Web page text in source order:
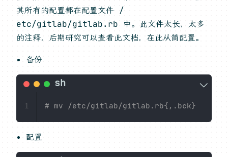
其所有的配置都在配置文件 /
etc/gitlab/gitlab.rb 中。此文件太长，太多
的注释，后期研究可以查看此文档，在此从简配置。
备份
# mv /etc/gitlab/gitlab.rb{,.bck}
1
配置